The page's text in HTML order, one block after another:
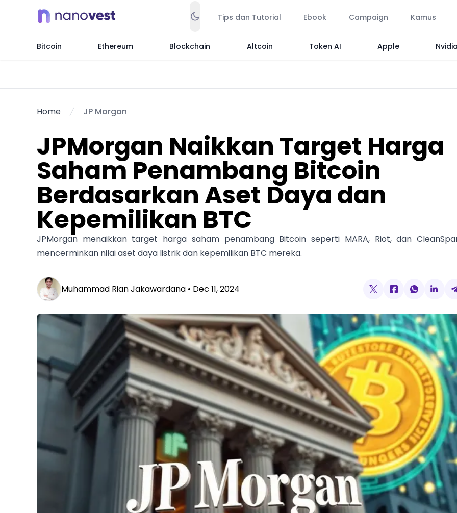
Tips dan Tutorial Ebook Campaign Kamus
Bitcoin Ethereum Blockchain Altcoin Token AI Apple Nvidia
Home JP Morgan
JPMorgan Naikkan Target Harga
Saham Penambang Bitcoin
Berdasarkan Aset Daya dan
Kepemilikan BTC
JPMorgan menaikkan target harga saham penambang Bitcoin seperti MARA, Riot, dan
mencerminkan nilai aset daya listrik dan kepemilikan BTC mereka.
Muhammad Rian Jakawardana • Dec 11, 2024